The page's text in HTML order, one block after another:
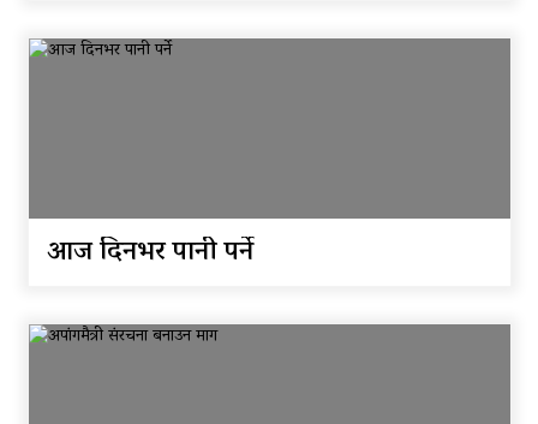
घरधुरी स्थानान्तरण
आज दिनभर पानी पर्ने